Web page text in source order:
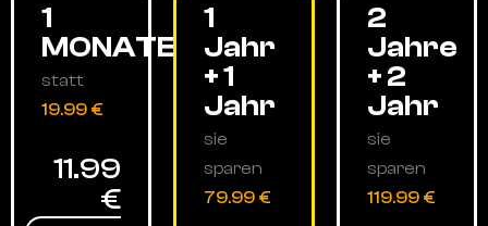
1
MONATE
statt
19.99 €
11.99
€
1
Jahr
+ 1
Jahr
sie
sparen
79.99 €
2
Jahre
+ 2
Jahr
sie
sparen
119.99 €